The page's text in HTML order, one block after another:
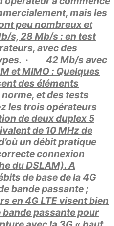
mais les
peu nombreux et
s, 28 Mb/s : en test
avec des
· 42 Mb/s avec
et MIMO : Quelques
des éléments
et des tests
les trois opérateurs
de deux duplex 5
de 10 MHz de
un débit pratique
connexion
du DSLAM). A
de base de la 4G
bande passante ;
en 4G LTE visent bien
bande passante pour